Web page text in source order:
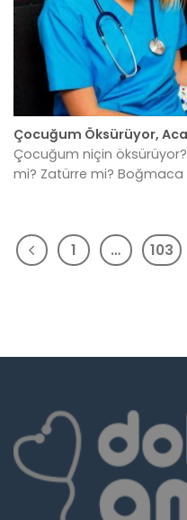
Çocuğum Öksürüyor,
Çocuğum niçin öksürüyor?
mi? Zatürre mi? Boğmaca
1 … 103